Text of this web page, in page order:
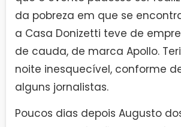
da pobreza em que se
a Casa Donizetti teve de
de cauda, de marca Apollo.
noite inesquecível, conforme
alguns jornalistas.
Poucos dias depois Augusto